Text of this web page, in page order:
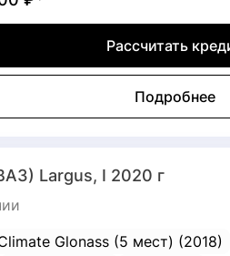
Рассчитать
Подробнее
Largus, I 2020 г
Glonass (5 мест) (2018)